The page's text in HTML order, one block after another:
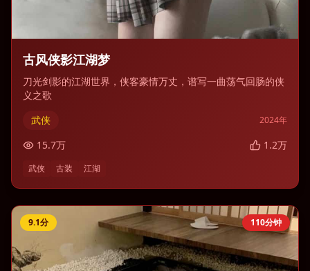
古风侠影江湖梦
刀光剑影的江湖世界，侠客豪情万丈，谱写一曲荡气回肠的侠
义之歌
武侠
2024年
15.7万 1.2万
武侠 古装 江湖
110分钟
9.1分